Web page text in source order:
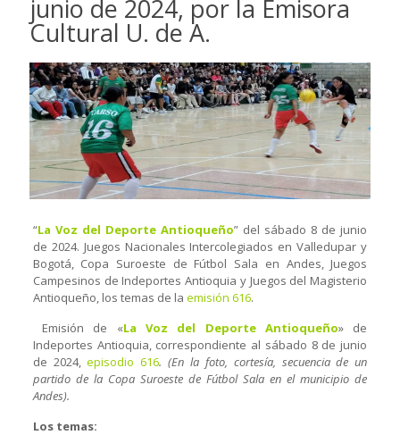
junio de 2024, por la Emisora
Cultural U. de A.
“La Voz del Deporte Antioqueño” del sábado 8 de junio
de 2024. Juegos Nacionales Intercolegiados en Valledupar y
Bogotá, Copa Suroeste de Fútbol Sala en Andes, Juegos
Campesinos de Indeportes Antioquia y Juegos del Magisterio
Antioqueño, los temas de la emisión 616.
Emisión de «La Voz del Deporte Antioqueño» de
Indeportes Antioquia, correspondiente al sábado 8 de junio
de 2024,episodio 616. (En la foto, cortesía, secuencia de un
partido de la Copa Suroeste de Fútbol Sala en el municipio de
Andes).
Los temas: